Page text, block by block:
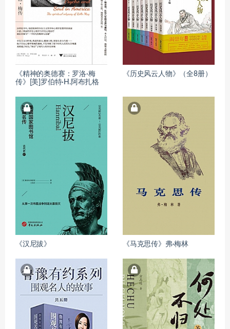
《精神的奥德赛：罗洛·梅
传》[美]罗伯特·H.阿布扎格
《历史风云人物》（全8册）
《汉尼拔》 《马克思传》弗·梅林